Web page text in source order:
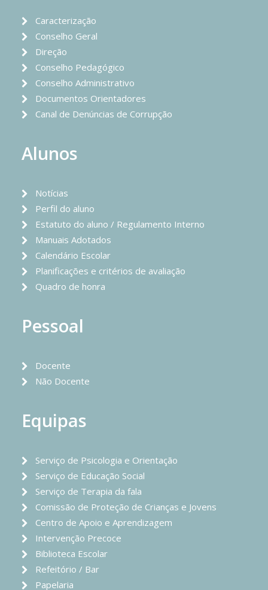
Caracterização
Conselho Geral
Direção
Conselho Pedagógico
Conselho Administrativo
Documentos Orientadores
Canal de Denúncias de Corrupção
Alunos
Notícias
Perfil do aluno
Estatuto do aluno / Regulamento Interno
Manuais Adotados
Calendário Escolar
Planificações e critérios de avaliação
Quadro de honra
Pessoal
Docente
Não Docente
Equipas
Serviço de Psicologia e Orientação
Serviço de Educação Social
Serviço de Terapia da fala
Comissão de Proteção de Crianças e Jovens
Centro de Apoio e Aprendizagem
Intervenção Precoce
Biblioteca Escolar
Refeitório / Bar
Papelaria